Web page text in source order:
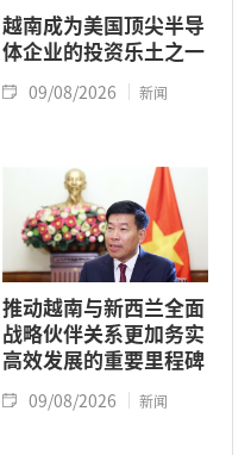
越南成为美国顶尖半导
体企业的投资乐土之一
09/08/2026 新闻
推动越南与新西兰全面
战略伙伴关系更加务实
高效发展的重要里程碑
09/08/2026 新闻